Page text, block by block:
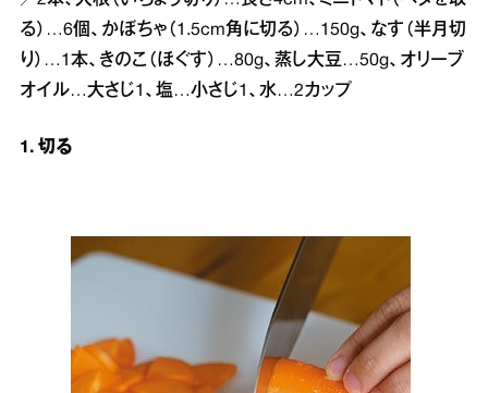
る）…6個、かぼちゃ（1.5cm角に切る）…150g、なす（半月切
り）…1本、きのこ（ほぐす）…80g、蒸し大豆…50g、オリーブ
オイル…大さじ1、塩…小さじ1、水…2カップ
1. 切る